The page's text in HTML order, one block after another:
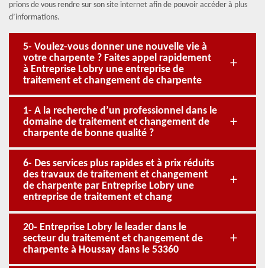
prions de vous rendre sur son site internet afin de pouvoir accéder à plus
d’informations.
5- Voulez-vous donner une nouvelle vie à
votre charpente ? Faites appel rapidement
à Entreprise Lobry une entreprise de
traitement et changement de charpente
1- A la recherche d’un professionnel dans le
domaine de traitement et changement de
charpente de bonne qualité ?
6- Des services plus rapides et à prix réduits
des travaux de traitement et changement
de charpente par Entreprise Lobry une
entreprise de traitement et chang
20- Entreprise Lobry le leader dans le
secteur du traitement et changement de
charpente à Houssay dans le 53360